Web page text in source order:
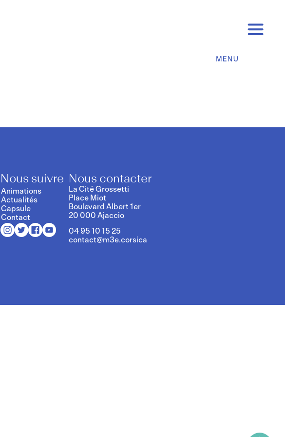
Nous suivre
Animations
Actualités
Capsule
Contact
Nous contacter
La Cité Grossetti
Place Miot
Boulevard Albert 1er
20 000 Ajaccio
04 95 10 15 25
contact@m3e.corsica